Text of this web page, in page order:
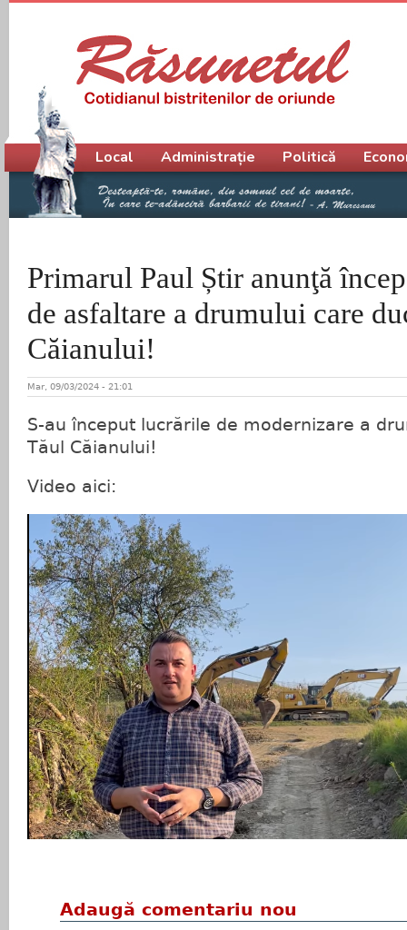
Primarul Paul Știr anunţă
de asfaltare a drumului care
Căianului!
Mar, 09/03/2024 - 21:01
S-au început lucrările de modernizare a
Tăul Căianului!
Video aici:
Adaugă comentariu nou
Meniu principal
Local Administrație Politică